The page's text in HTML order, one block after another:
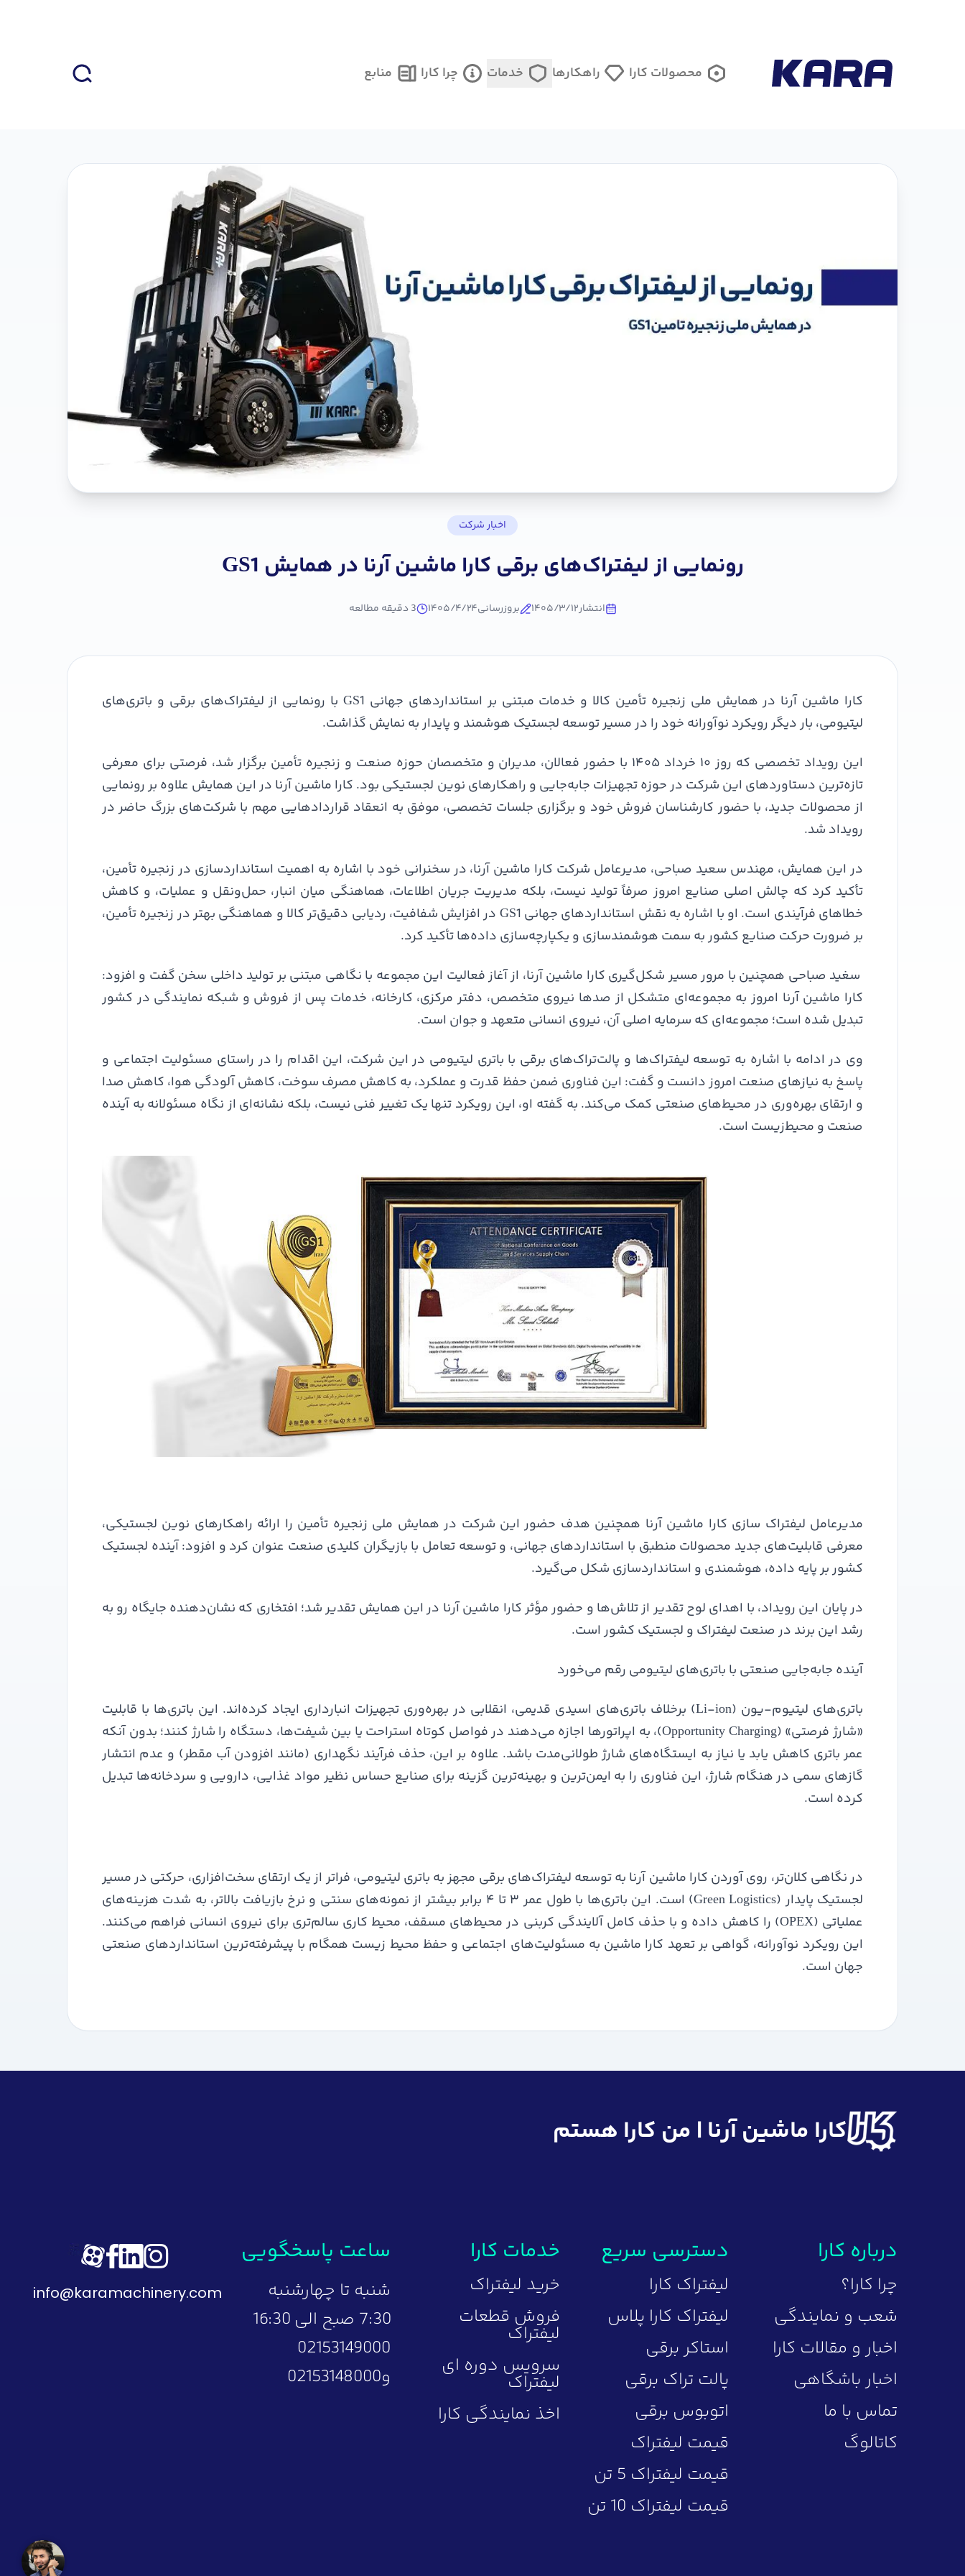
محصولات کارا راهکارها خدمات چرا کارا منابع
اخبار شرکت
رونمایی از لیفتراک‌های برقی کارا ماشین آرنا در همایش GS1
انتشار۱۴۰۵/۳/۱۲ بروزرسانی۱۴۰۵/۴/۲۴ 3دقیقه مطالعه
کارا ماشین آرنا در همایش ملی زنجیره تأمین کالا و خدمات مبتنی بر استانداردهای جهانی GS1 با رونمایی از لیفتراک‌های برقی و باتری‌های
لیتیومی، بار دیگر رویکرد نوآورانه خود را در مسیر توسعه لجستیک هوشمند و پایدار به نمایش گذاشت.
این رویداد تخصصی که روز ۱۰ خرداد ۱۴۰۵ با حضور فعالان، مدیران و متخصصان حوزه صنعت و زنجیره تأمین برگزار شد، فرصتی برای معرفی
تازه‌ترین دستاوردهای این شرکت در حوزه تجهیزات جابه‌جایی و راهکارهای نوین لجستیکی بود. کارا ماشین آرنا در این همایش علاوه بر رونمایی
از محصولات جدید، با حضور کارشناسان فروش خود و برگزاری جلسات تخصصی، موفق به انعقاد قراردادهایی مهم با شرکت‌های بزرگ حاضر در
رویداد شد.
در این همایش، مهندس سعید صباحی، مدیرعامل شرکت کارا ماشین آرنا، در سخنرانی خود با اشاره به اهمیت استانداردسازی در زنجیره تأمین،
تأکید کرد که چالش اصلی صنایع امروز صرفاً تولید نیست، بلکه مدیریت جریان اطلاعات، هماهنگی میان انبار، حمل‌ونقل و عملیات، و کاهش
خطاهای فرآیندی است. او با اشاره به نقش استانداردهای جهانی GS1 در افزایش شفافیت، ردیابی دقیق‌تر کالا و هماهنگی بهتر در زنجیره تأمین،
بر ضرورت حرکت صنایع کشور به سمت هوشمندسازی و یکپارچه‌سازی داده‌ها تأکید کرد.
سغید صباحی همچنین با مرور مسیر شکل‌گیری کارا ماشین آرنا، از آغاز فعالیت این مجموعه با نگاهی مبتنی بر تولید داخلی سخن گفت و افزود:
کارا ماشین آرنا امروز به مجموعه‌ای متشکل از صدها نیروی متخصص، دفتر مرکزی، کارخانه، خدمات پس از فروش و شبکه نمایندگی در کشور
تبدیل شده است؛ مجموعه‌ای که سرمایه اصلی آن، نیروی انسانی متعهد و جوان است.
وی در ادامه با اشاره به توسعه لیفتراک‌ها و پالت‌تراک‌های برقی با باتری لیتیومی در این شرکت، این اقدام را در راستای مسئولیت اجتماعی و
پاسخ به نیازهای صنعت امروز دانست و گفت: این فناوری ضمن حفظ قدرت و عملکرد، به کاهش مصرف سوخت، کاهش آلودگی هوا، کاهش صدا
و ارتقای بهره‌وری در محیط‌های صنعتی کمک می‌کند. به گفته او، این رویکرد تنها یک تغییر فنی نیست، بلکه نشانه‌ای از نگاه مسئولانه به آینده
صنعت و محیط‌زیست است.
مدیرعامل لیفتراک سازی کارا ماشین آرنا همچنین هدف حضور این شرکت در همایش ملی زنجیره تأمین را ارائه راهکارهای نوین لجستیکی،
معرفی قابلیت‌های جدید محصولات منطبق با استانداردهای جهانی، و توسعه تعامل با بازیگران کلیدی صنعت عنوان کرد و افزود: آینده لجستیک
کشور بر پایه داده، هوشمندی و استانداردسازی شکل می‌گیرد.
در پایان این رویداد، با اهدای لوح تقدیر از تلاش‌ها و حضور مؤثر کارا ماشین آرنا در این همایش تقدیر شد؛ افتخاری که نشان‌دهنده جایگاه رو به
رشد این برند در صنعت لیفتراک و لجستیک کشور است.
آینده جابه‌جایی صنعتی با باتری‌های لیتیومی رقم می‌خورد
باتری‌های لیتیوم-یون (Li-ion) برخلاف باتری‌های اسیدی قدیمی، انقلابی در بهره‌وری تجهیزات انبارداری ایجاد کرده‌اند. این باتری‌ها با قابلیت
«شارژ فرصتی» (Opportunity Charging)، به اپراتورها اجازه می‌دهند در فواصل کوتاه استراحت یا بین شیفت‌ها، دستگاه را شارژ کنند؛ بدون آنکه
عمر باتری کاهش یابد یا نیاز به ایستگاه‌های شارژ طولانی‌مدت باشد. علاوه بر این، حذف فرآیند نگهداری (مانند افزودن آب مقطر) و عدم انتشار
گازهای سمی در هنگام شارژ، این فناوری را به ایمن‌ترین و بهینه‌ترین گزینه برای صنایع حساس نظیر مواد غذایی، دارویی و سردخانه‌ها تبدیل
کرده است.
در نگاهی کلان‌تر، روی آوردن کارا ماشین آرنا به توسعه لیفتراک‌های برقی مجهز به باتری لیتیومی، فراتر از یک ارتقای سخت‌افزاری، حرکتی در مسیر
لجستیک پایدار (Green Logistics) است. این باتری‌ها با طول عمر ۳ تا ۴ برابر بیشتر از نمونه‌های سنتی و نرخ بازیافت بالاتر، به شدت هزینه‌های
عملیاتی (OPEX) را کاهش داده و با حذف کامل آلایندگی کربنی در محیط‌های مسقف، محیط کاری سالم‌تری برای نیروی انسانی فراهم می‌کنند.
این رویکرد نوآورانه، گواهی بر تعهد کارا ماشین به مسئولیت‌های اجتماعی و حفظ محیط زیست همگام با پیشرفته‌ترین استانداردهای صنعتی
جهان است.
کارا ماشین آرنا | من کارا هستم
درباره کارا
چرا کارا؟
شعب و نمایندگی
اخبار و مقالات کارا
اخبار باشگاهی
تماس با ما
کاتالوگ
دسترسی سریع
لیفتراک کارا
لیفتراک کارا پلاس
استاکر برقی
پالت تراک برقی
اتوبوس برقی
قیمت لیفتراک
قیمت لیفتراک 5 تن
قیمت لیفتراک 10 تن
خدمات کارا
خرید لیفتراک
فروش قطعات
لیفتراک
سرویس دوره ای
لیفتراک
اخذ نمایندگی کارا
ساعت پاسخگویی
شنبه تا چهارشنبه
7:30 صبح الی 16:30
02153149000
و02153148000
info@karamachinery.com